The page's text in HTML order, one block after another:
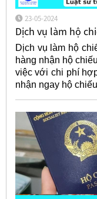
23-05-2024
Dịch vụ làm hộ
Dịch vụ làm hộ
hàng nhận hộ
việc với chi phí
nhận ngay hộ